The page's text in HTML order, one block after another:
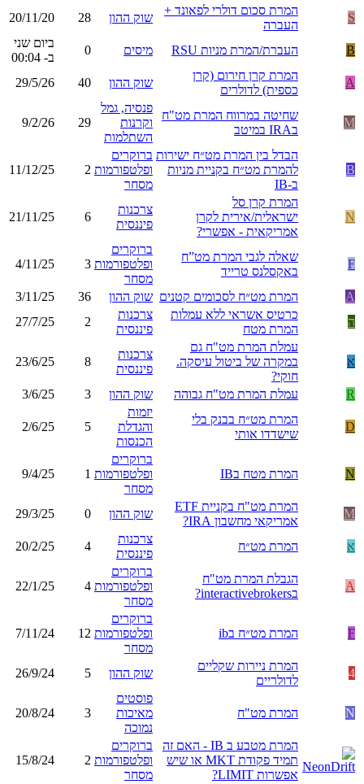
S
המרת סכום דולרי לפאונד +
העברה
שוק ההון 28
20/11/20
B העברת/המרת מניות RSU מיסים 0
ביום שני
ב- 00:04
A
המרת קרן חירום (קרן
כספית) לדולרים
שוק ההון 40
29/5/26
M
שחיטה במרווח המרת מט"ח
בIRA במיטב
פנסיה, גמל
וקרנות
השתלמות
29
9/2/26
B
הבדל בין המרת מט״ח ישירות
להמרת מט״ח בקניית מניות
ב-IB
ברוקרים
ופלטפורמות
מסחר
2
11/12/25
N
המרת קרן סל
ישראלית/אירית לקרן
אמריקאית - אפשרי?
צרכנות
פיננסית
6
21/11/25
F
שאלה לגבי המרת מט”ח
באקסלנס טרייד
ברוקרים
ופלטפורמות
מסחר
3
4/11/25
A המרת מט״ח לסכומים קטנים שוק ההון 36
3/11/25
ה
כרטיס אשראי ללא עמלות
המרת מטח
צרכנות
פיננסית
2
27/7/25
א
עמלת המרת מט"ח גם
במקרה של ביטול עיסקה.
חוקי?
צרכנות
פיננסית
8
23/6/25
R עמלת המרת מט"ח גבוהה שוק ההון 3
3/6/25
D
המרת מט״ח בבנק בלי
שישדדו אותי
יזמות
והגדלת
הכנסות
5
2/6/25
N המרת מטח בIB
ברוקרים
ופלטפורמות
מסחר
1
9/4/25
M
המרת מט"ח בקניית ETF
אמריקאי מחשבון IRA?
שוק ההון 0
29/3/25
א המרת מט״ח
צרכנות
פיננסית
4
20/2/25
A
הגבלת המרת מט"ח
בinteractivebrokers?
ברוקרים
ופלטפורמות
מסחר
4
22/1/25
F המרת מט״ח בib
ברוקרים
ופלטפורמות
מסחר
12
7/11/24
4
המרת ניירות שקליים
לדולריים
שוק ההון 5
26/9/24
N המרת מט"ח
פוסטים
מאיכות
נמוכה
3
20/8/24
המרת מטבע ב IB - האם זה
תמיד פקודת MKT או שיש
אפשרות LIMIT?
ברוקרים
ופלטפורמות
מסחר
2
15/8/24